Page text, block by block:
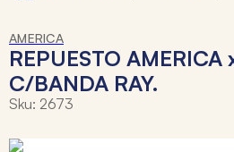
AMERICA
REPUESTO
C/BANDA RAY.
Sku: 2673